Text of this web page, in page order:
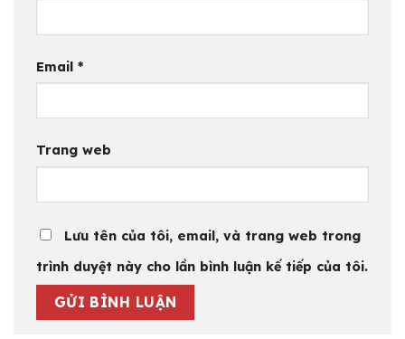
Email *
Trang web
Lưu tên của tôi, email, và trang web trong
trình duyệt này cho lần bình luận kế tiếp của tôi.